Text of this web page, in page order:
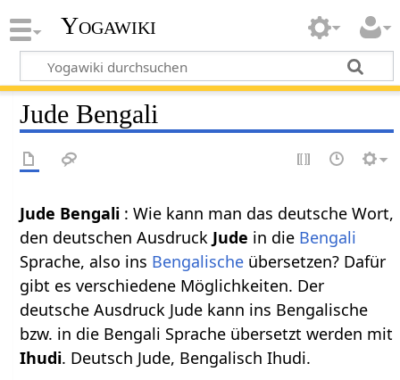
Yogawiki
Jude Bengali
Jude Bengali : Wie kann man das deutsche Wort,
den deutschen Ausdruck Jude in die Bengali
Sprache, also ins Bengalische übersetzen? Dafür
gibt es verschiedene Möglichkeiten. Der
deutsche Ausdruck Jude kann ins Bengalische
bzw. in die Bengali Sprache übersetzt werden mit
Ihudi. Deutsch Jude, Bengalisch Ihudi.